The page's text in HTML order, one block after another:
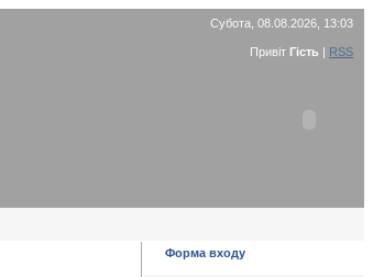
Субота, 08.08.2026, 13:03
Привіт Гість | RSS
Форма входу